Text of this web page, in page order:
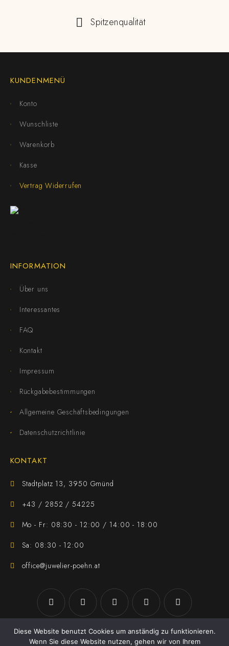
Spitzenqualität
KUNDENMENÜ
Konto
Wunschliste
Warenkorb
Kasse
Vertrag Widerrufen
INFORMATION
Über uns
Interessantes
FAQ
Kontakt
Impressum
Rückgabebestimmungen
Allgemeine Geschäftsbedingungen
Datenschutzrichtlinie
KONTAKT
Stadtplatz 13, 3950 Gmünd
+43 / 2852 / 54225
Mo - Fr: 08:30 - 12:00 / 14:00 - 18:00
Sa: 08:30 - 12:00
office@juwelier-poehn.at
Diese Website benutzt Cookies um anständig zu funktionieren.
Wenn Sie diese Website nutzen, gehen wir von Ihrem